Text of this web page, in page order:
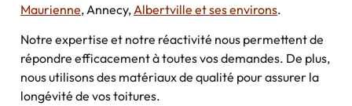
Maurienne, Annecy, Albertville et ses environs.
Notre expertise et notre réactivité nous permettent de
répondre efficacement à toutes vos demandes. De plus,
nous utilisons des matériaux de qualité pour assurer la
longévité de vos toitures.